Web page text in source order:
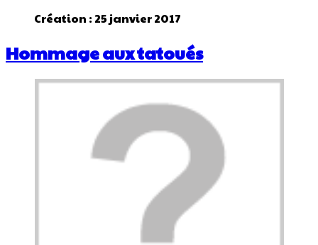
Création : 25 janvier 2017
Hommage aux tatoués